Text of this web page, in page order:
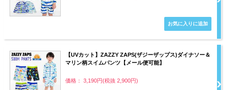
【UVカット】ZAZZY ZAPS(ザジーザップス)ダイナソー＆
マリン柄スイムパンツ【メール便可能】
価格： 3,190円(税抜 2,900円)